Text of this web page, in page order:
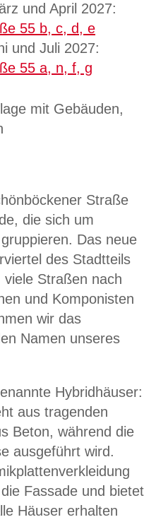
und April 2027:
55 b, c, d, e
und Juli 2027:
55 a, n, f, g
Straße
die sich um
Das neue
des Stadtteils
Straßen nach
und Komponisten
wir das
Namen unseres
Hybridhäuser:
aus tragenden
Beton, während die
ausgeführt wird.
Fassade und bietet
Häuser erhalten